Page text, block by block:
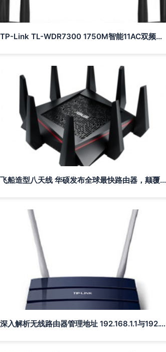
TP-Link TL-WDR7300 1750M智能11AC双频无线路由器 光纤宽带大户型的穿墙王之选
飞船造型八天线 华硕发布全球最快路由器，颠覆家庭网络体验
深入解析无线路由器管理地址 192.168.1.1与192.168.0.1的差异与设置技巧